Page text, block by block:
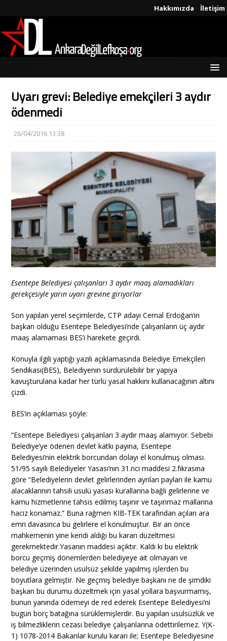
Hakkımızda İletişim
Uyarı grevi: Belediye emekçileri 3 aydır
ödenmedi
26/04/2016 13:38
Esentepe Belediyesi çalışanları 3 aydır maaş alamadıkları
gerekçesiyle yarın uyarı grevine giriyorlar
Son yapılan yerel seçimlerde, CTP adayı Cemal Erdoğan’ın
başkan olduğu Esentepe Belediyesi’nde çalışanların üç aydır
maaş alamaması BES’i harekete geçirdi.
Konuyla ilgili yaptığı yazılı açıklamasında Belediye Emekçileri
Sendikası(BES), Belediyenin sürdürülebilir bir yapıya
kavuşturulana kadar her türlü yasal hakkını kullanacağının altını
çizdi.
BES’in açıklaması şöyle:
“Esentepe Belediyesi çalışanları 3 aydır maaş alamıyor. Sebebi
Belediye’ye ödenen devlet katkı payına, Esentepe
Belediyesi’nin elektrik borcundan dolayı el konulmuş olması.
51/95 sayılı Belediyeler Yasası’nın 31.nci maddesi 2.fıkrasına
göre “Belediyelerin devlet gelirlerinden ayrılan payları ile kamu
alacaklarının tahsili usulü yasası kurallarına bağlı gelirlerine ve
kamu hizmetlerine tahsis edilmiş taşınır ve taşınmaz mallarına
haciz konamaz.” Buna rağmen KIB-TEK tarafından açılan ara
emri davasınca bu gelirlere el konulmuştur. Bir an önce
mahkemenin yine kendi aldığı bu kararı düzeltmesi
gerekmektedir.Yasanın maddesi açıktır. Kaldı ki bu elektrik
borcu geçmiş dönemlerden belediyeye ait olmayan ve
belediye üzerinden usulsüz şekilde yapılmış işlerden bu
boyutlara gelmiştir. Ne geçmiş belediye başkanı ne de şimdiki
başkan bu durumu düzeltmek için yasal yollara başvurmamış,
bunun yanında ödemeyi de red ederek Esentepe Belediyesi’ni
bugün borç batağına sürüklemişlerdir. Bu yapılan usulsüzlük ve
iş bilmezliklerin cezası belediye çalışanlarına ödettirilemez. Y(K-
1) 1078-2014 Bakanlar kurulu kararı ile; Esentepe Belediyesine